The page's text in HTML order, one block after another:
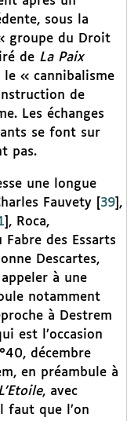
sous la
groupe du Droit
de La Paix
« cannibalisme
de
Les échanges
se font sur
pas.
une longue
Fauvety
39 ,
, Roca,
Fabre des Essarts
Descartes,
à une
notamment
à Destrem
est l’occasion
décembre
en préambule à
, avec
faut que l’on